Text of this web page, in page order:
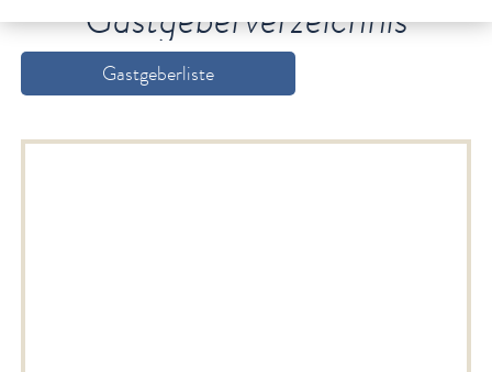
Gastgeberverzeichnis
Gästekarte
Gastgeberverzeichnis
Gastgeberliste